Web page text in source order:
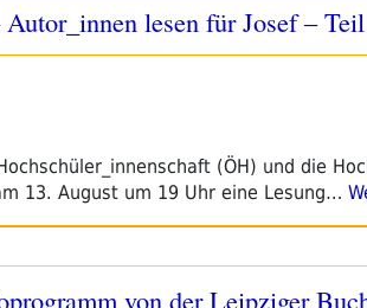
Autor_innen lesen für Josef – Teil
(ÖH) und die
13. August um 19 Uhr eine Lesung…
von der Leipziger